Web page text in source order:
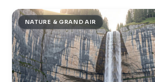
NATURE & GRAND AIR